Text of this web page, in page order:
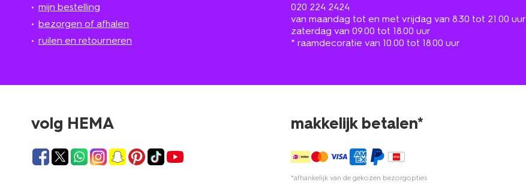
mijn bestelling
bezorgen of afhalen
ruilen en retourneren
020 224 2424
van maandag tot en met vrijdag van 8.30 tot 21.00 uur
zaterdag van 09.00 tot 18.00 uur
* raamdecoratie van 10.00 tot 18.00 uur
volg HEMA makkelijk betalen*
*afhankelijk van de gekozen bezorgopties